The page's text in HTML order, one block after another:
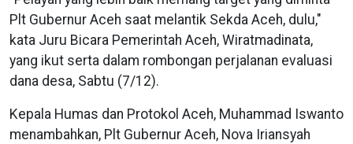
Plt Gubernur Aceh saat melantik Sekda Aceh, dulu,"
kata Juru Bicara Pemerintah Aceh, Wiratmadinata,
yang ikut serta dalam rombongan perjalanan evaluasi
dana desa, Sabtu (7/12).
Kepala Humas dan Protokol Aceh, Muhammad Iswanto
menambahkan, Plt Gubernur Aceh, Nova Iriansyah